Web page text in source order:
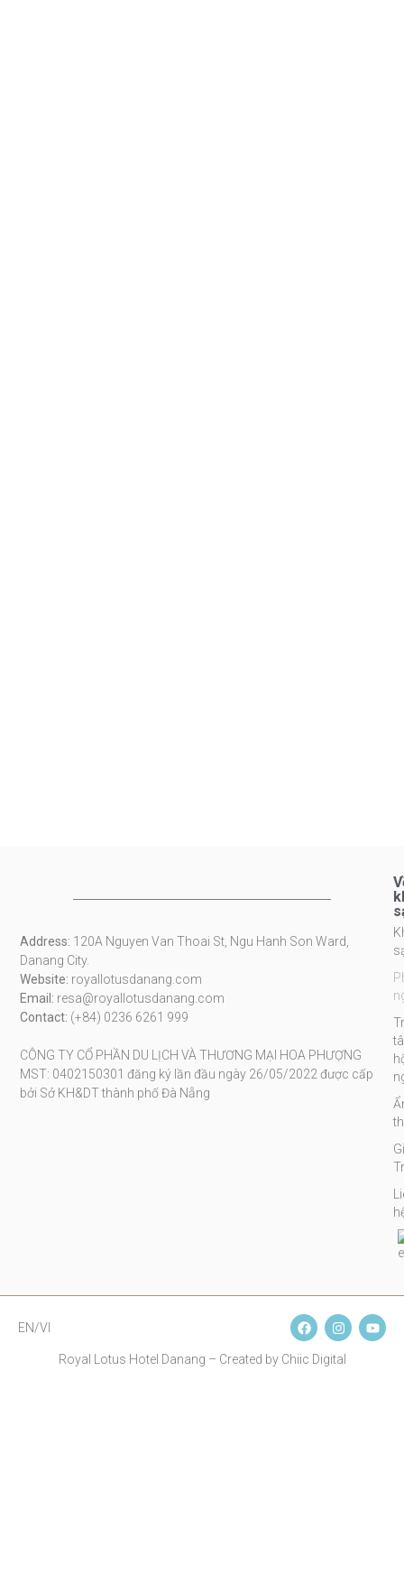
Address: 120A Nguyen Van Thoai St, Ngu Hanh Son Ward,
Danang City.
Website: royallotusdanang.com
Email: resa@royallotusdanang.com
Contact: (+84) 0236 6261 999
CÔNG TY CỔ PHẦN DU LỊCH VÀ THƯƠNG MẠI HOA PHƯỢNG
MST: 0402150301 đăng ký lần đầu ngày 26/05/2022 được cấp
bởi Sở KH&DT thành phố Đà Nẵng
EN/VI
Royal Lotus Hotel Danang – Created by Chiic Digital